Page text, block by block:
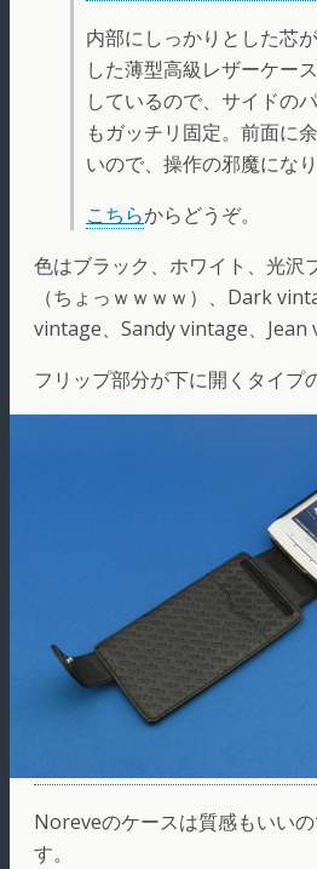
内部にしっかりとした芯
した薄型高級レザーケー
しているので、サイドの
もガッチリ固定。前面に
いので、操作の邪魔になり
こちらからどうぞ。
色はブラック、ホワイト、光沢
（ちょっｗｗｗｗ）、Dark
vintage、Sandy vintage、Jean
フリップ部分が下に開くタイプ
Noreveのケースは質感もいい
す。